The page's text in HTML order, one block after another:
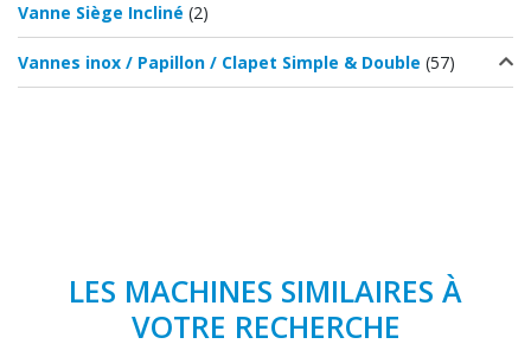
Vanne Siège Incliné (2)
Vannes inox / Papillon / Clapet Simple & Double (57)
LES MACHINES SIMILAIRES À
VOTRE RECHERCHE